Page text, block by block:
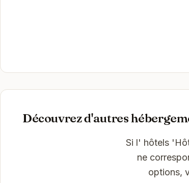
Découvrez d'autres
Si l' hôtels
ne
options,